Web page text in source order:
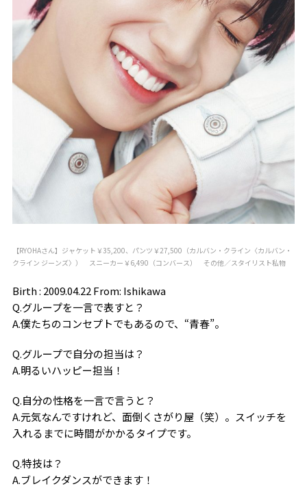
【RYOHAさん】ジャケット￥35,200、パンツ￥27,500（カルバン・クライン〈カルバン・
クライン ジーンズ〉） スニーカー￥6,490（コンバース） その他／スタイリスト私物
Birth : 2009.04.22 From: Ishikawa
Q.グループを一言で表すと？
A.僕たちのコンセプトでもあるので、“青春”。
Q.グループで自分の担当は？
A.明るいハッピー担当！
Q.自分の性格を一言で言うと？
A.元気なんですけれど、面倒くさがり屋（笑）。スイッチを
入れるまでに時間がかかるタイプです。
Q.特技は？
A.ブレイクダンスができます！